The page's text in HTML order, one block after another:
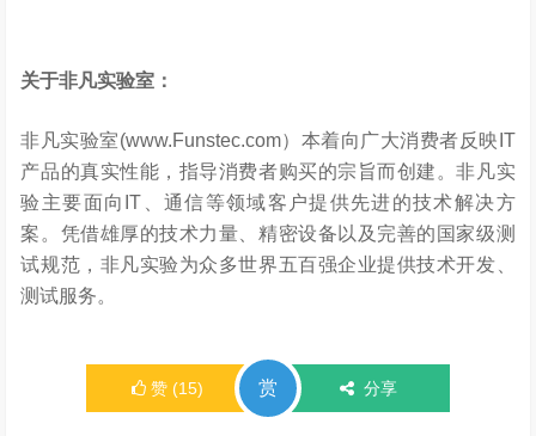
关于非凡实验室 ：
非凡实验室(www.Funstec.com）本着向广大消费者反映IT
产品的真实性能，指导消费者购买的宗旨而创建。非凡实
验主要面向IT、通信等领域客户提供先进的技术解决方
案。凭借雄厚的技术力量、精密设备以及完善的国家级测
试规范，非凡实验为众多世界五百强企业提供技术开发、
测试服务。
赞 (15) 赏 分享